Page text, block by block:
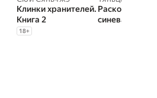
Клинки хранителей.
Книга 2
18+
Расколотая
синева небес.